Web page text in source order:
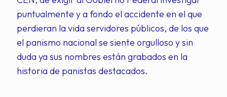
puntualmente y a fondo el accidente en el que
perdieran la vida servidores públicos, de los que
el panismo nacional se siente orgulloso y sin
duda ya sus nombres están grabados en la
historia de panistas destacados.